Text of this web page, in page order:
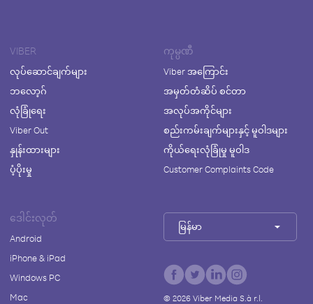
VIBER
လုပ်ဆောင်ချက်များ
ဘလော့ဂ်
လုံခြုံရေး
Viber Out
နှုန်းထားများ
ပံ့ပိုးမှု
ကုမ္ပဏီ
Viber အကြောင်း
အမှတ်တံဆိပ် စင်တာ
အလုပ်အကိုင်များ
စည်းကမ်းချက်များနှင့် မူဝါဒများ
ကိုယ်ရေးလုံခြုံမှု မူဝါဒ
Customer Complaints Code
ဒေါင်းလုတ်
Android
iPhone & iPad
Windows PC
Mac
မြန်မာ
© 2026Viber Media S.à r.l.